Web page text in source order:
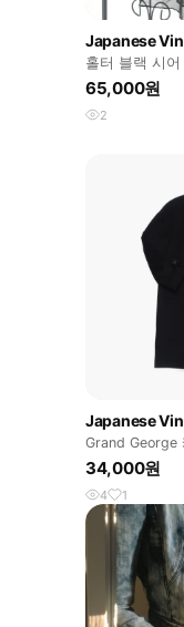
Japanese
홀터 블랙 시
65,000원
2
Japanese
Grand George
34,000원
4 1